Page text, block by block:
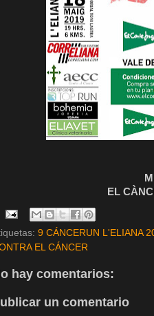
EL
9 CÁNCERUN L'ELIANA
EL CÁNCER
hay comentarios:
un comentario